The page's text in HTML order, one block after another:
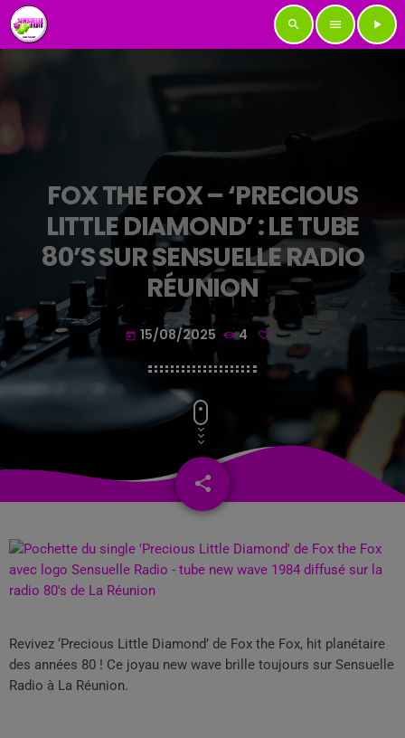
search menu play_arrow
FOX THE FOX – ‘PRECIOUS
LITTLE DIAMOND’ : LE TUBE
80’S SUR SENSUELLE RADIO
RÉUNION
today 15/08/2025 4
share
email
Revivez ‘Precious Little Diamond’ de Fox the Fox, hit planétaire
des années 80 ! Ce joyau new wave brille toujours sur Sensuelle
Radio à La Réunion.